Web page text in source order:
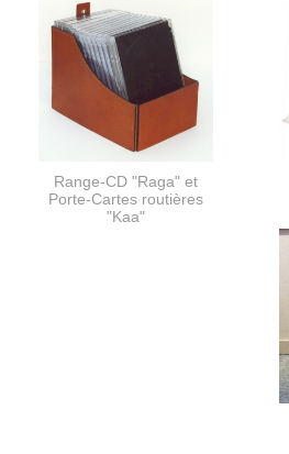
Range-CD "Raga" et
Porte-Cartes routières
"Kaa"